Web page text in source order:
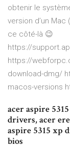
obtenir le
version d’un
ce côté-là 😉
https://
https://
download-dmg/
macos-versions
acer aspire
drivers, acer
aspire 5315 xp
bios